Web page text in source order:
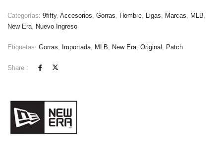
Categorías: 9fifty, Accesorios, Gorras, Hombre, Ligas, Marcas, MLB,
New Era, Nuevo Ingreso
Etiquetas: Gorras, Importada, MLB, New Era, Original , Patch
Share :